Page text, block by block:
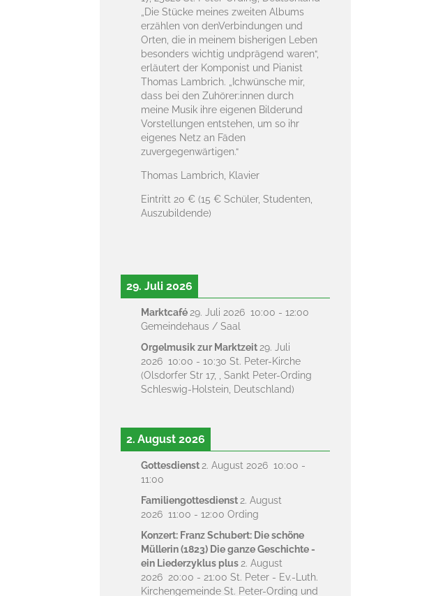
„Die Stücke meines zweiten Albums
erzählen von denVerbindungen und
Orten, die in meinem bisherigen Leben
besonders wichtig undprägend waren“,
erläutert der Komponist und Pianist
Thomas Lambrich. „Ichwünsche mir,
dass bei den Zuhörer:innen durch
meine Musik ihre eigenen Bilderund
Vorstellungen entstehen, um so ihr
eigenes Netz an Fäden
zuvergegenwärtigen.“
Thomas Lambrich, Klavier
Eintritt 20 € (15 € Schüler, Studenten,
Auszubildende)
29. Juli 2026
Marktcafé 29. Juli 2026 10:00 - 12:00
Gemeindehaus / Saal
Orgelmusik zur Marktzeit 29. Juli
2026 10:00 - 10:30 St. Peter-Kirche
(Olsdorfer Str 17, , Sankt Peter-Ording
Schleswig-Holstein, Deutschland)
2. August 2026
Gottesdienst 2. August 2026 10:00 -
11:00
Familiengottesdienst 2. August
2026 11:00 - 12:00 Ording
Konzert: Franz Schubert: Die schöne
Müllerin (1823) Die ganze Geschichte -
ein Liederzyklus plus 2. August
2026 20:00 - 21:00 St. Peter - Ev.-Luth.
Kirchengemeinde St. Peter-Ording und